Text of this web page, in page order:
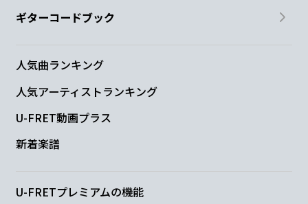
ギターコードブック
人気曲ランキング
人気アーティストランキング
U-FRET動画プラス
新着楽譜
U-FRETプレミアムの機能